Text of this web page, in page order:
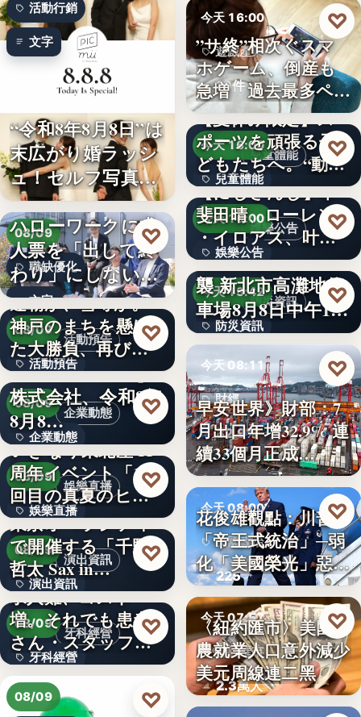
活動行銷
文字
“令和8年8月8日”は
末広がり婚ラッシ
ュ！セルフ写真館
「…
08/09
職缺優化
文字
ハローワークに求
人票を「出して終
わり」にしない。
求人票・…
♡
活動預告
08/09
活動預告
300人
連覇か、雪辱か。
神戸のまちを懸け
た大勝負、再び！
…
♡
企業動態
08/09
企業動態
文字
Internnect Group
株式会社、令和8年
8月8…
♡
娛樂直播
08/09
娛樂直播
11
いぎなり東北産 11
周年イベント「11
回目の真夏のヒロ
イ…
♡
演出資訊
08/09
演出資訊
3
東京オペラシティ
で開催する「千野
哲太 Sax in…
♡
牙科經營
08/09
牙科經營
3,700万円
求人難、コスト
増。それでも患者
さん・スタッフ・
院長を豊か…
♡
08/09 ♡
今天 16:00
遊戲產業
10件
”サ終”相次ぐスマ
ホゲーム、倒産も
急増 過去最多ペー
スで…
♡
兒童體能
今天 16:00
兒童體能
0円
【夏休み限定】ス
ポーツを頑張る子
どもたちへ。“動け
る身体…
♡
娛樂公告
今天 16:00
娛樂公告
30
【にじさんじ】甲
斐田晴、ローレン
・イロアス、叶ワ
ンマンラ…
♡
防災資訊
今天 13:42
防災資訊
文字
因應白海豚颱風來
襲 新北市高灘地停
車場8月8日中午12
時…
♡
今天 08:11
財經
32.9%
早安世界》財部：7
月出口年增32.9% 連
續33個月正成…
♡
今天 08:00
美國政治
225
花俊雄觀點：川普
「帝王式統治」─弱
化「美國榮光」惡化
「民…
♡
今天 07:57
財經匯市
2.3萬人
〈紐約匯市〉美國非
農就業人口意外減少
美元周線連二黑
♡